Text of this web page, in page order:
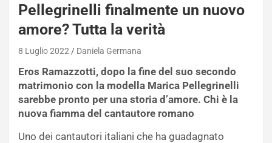
Pellegrinelli finalmente un nuovo
amore? Tutta la verità
8 Luglio 2022 Daniela Germana
Eros Ramazzotti, dopo la fine del suo secondo
matrimonio con la modella Marica Pellegrinelli
sarebbe pronto per una storia d’amore. Chi è la
nuova fiamma del cantautore romano
Uno dei cantautori italiani che ha guadagnato